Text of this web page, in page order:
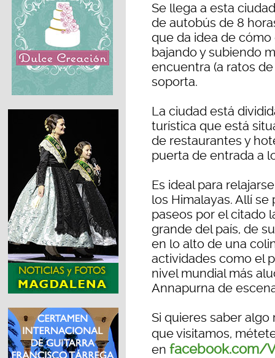
Se llega a esta
de autobús de 8
que da idea de
bajando y subiendo
encuentra (a ratos
soporta.
La ciudad está
turística que está
de restaurantes y
puerta de entrada a
Es ideal para
los Himalayas. Allí
paseos por el citado
grande del país, de
en lo alto de una
actividades como el
nivel mundial más
Annapurna de
Si quieres saber algo
que visitamos,
en facebook.com/